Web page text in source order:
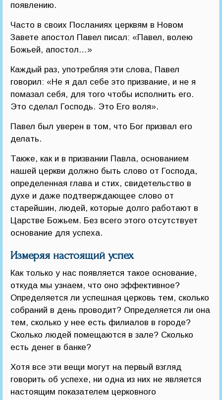
появлению.
Часто в своих Посланиях церквям в Новом
Завете апостол Павел писал: «Павел, волею
Божьей, апостол…»
Каждый раз, употребляя эти слова, Павел
говорил: «Не я дал себе это призвание, и не я
помазал себя, для того чтобы исполнить его.
Это сделал Господь. Это Его воля».
Павел был уверен в том, что Бог призвал его
делать.
Также, как и в призвании Павла, основанием
нашей церкви должно быть слово от Господа,
определенная глава и стих, свидетельство в
духе и даже подтверждающее слово от
старейшин, людей, которые долго работают в
Царстве Божьем. Без всего этого отсутствует
основание для успеха.
Измеряя настоящий успех
Как только у нас появляется такое основание,
откуда мы узнаем, что оно эффективное?
Определяется ли успешная церковь тем, сколько
собраний в день проводит? Определяется ли она
тем, сколько у нее есть филиалов в городе?
Сколько людей помещаются в зале? Сколько
есть денег в банке?
Хотя все эти вещи могут на первый взгляд
говорить об успехе, ни одна из них не является
настоящим показателем церковного